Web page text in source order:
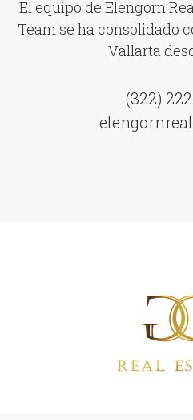
El equipo de Elengorn
Team se ha consolidado
Vallarta
(322)